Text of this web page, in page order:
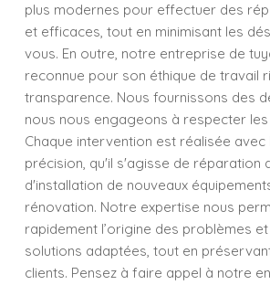
plus modernes pour effectuer des
et efficaces, tout en minimisant les
vous. En outre, notre entreprise de
reconnue pour son éthique de travail
transparence. Nous fournissons des
nous nous engageons à respecter
Chaque intervention est réalisée avec
précision, qu'il s'agisse de réparation
d'installation de nouveaux
rénovation. Notre expertise nous
rapidement l’origine des problèmes
solutions adaptées, tout en
clients. Pensez à faire appel à notre